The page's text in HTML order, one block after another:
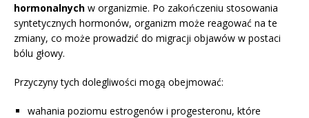
hormonalnych w organizmie. Po zakończeniu stosowania
syntetycznych hormonów, organizm może reagować na te
zmiany, co może prowadzić do migracji objawów w postaci
bólu głowy.
Przyczyny tych dolegliwości mogą obejmować:
wahania poziomu estrogenów i progesteronu, które